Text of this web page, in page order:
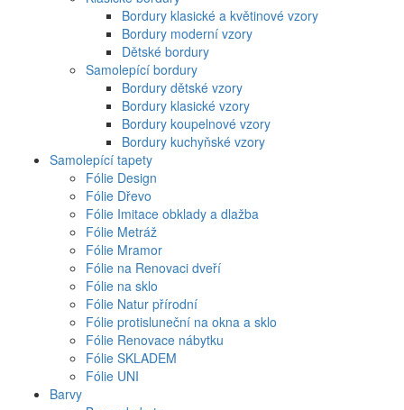
Bordury klasické a květinové vzory
Bordury moderní vzory
Dětské bordury
Samolepící bordury
Bordury dětské vzory
Bordury klasické vzory
Bordury koupelnové vzory
Bordury kuchyňské vzory
Samolepící tapety
Fólie Design
Fólie Dřevo
Fólie Imitace obklady a dlažba
Fólie Metráž
Fólie Mramor
Fólie na Renovaci dveří
Fólie na sklo
Fólie Natur přírodní
Fólie protisluneční na okna a sklo
Fólie Renovace nábytku
Fólie SKLADEM
Fólie UNI
Barvy